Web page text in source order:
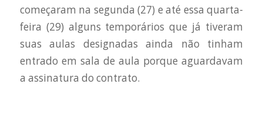
começaram na segunda (27) e até essa quarta-
feira (29) alguns temporários que já tiveram
suas aulas designadas ainda não tinham
entrado em sala de aula porque aguardavam
a assinatura do contrato.